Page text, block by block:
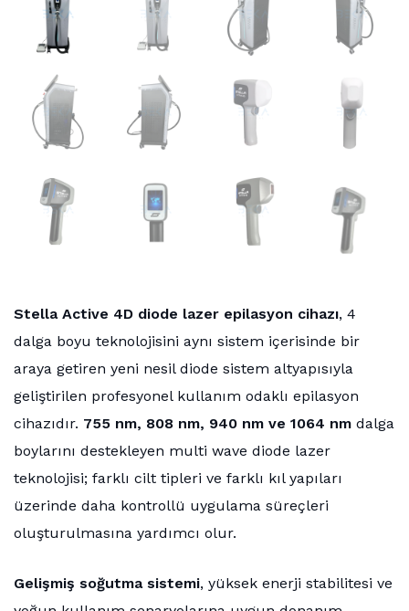
Stella Active 4D diode lazer epilasyon cihazı, 4
dalga boyu teknolojisini aynı sistem içerisinde bir
araya getiren yeni nesil diode sistem altyapısıyla
geliştirilen profesyonel kullanım odaklı epilasyon
cihazıdır. 755 nm, 808 nm, 940 nm ve 1064 nm dalga
boylarını destekleyen multi wave diode lazer
teknolojisi; farklı cilt tipleri ve farklı kıl yapıları
üzerinde daha kontrollü uygulama süreçleri
oluşturulmasına yardımcı olur.
Gelişmiş soğutma sistemi, yüksek enerji stabilitesi ve